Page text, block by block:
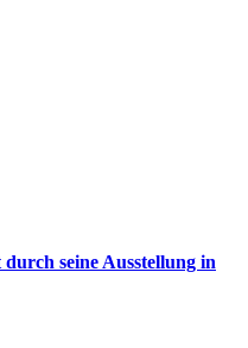
seine Ausstellung in